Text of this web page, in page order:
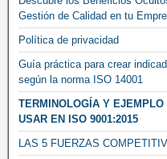
Gestión de Calidad en tu
Política de privacidad
Guía práctica para crear
según la norma ISO 14001
TERMINOLOGÍA Y
USAR EN ISO 9001:2015
LAS 5 FUERZAS